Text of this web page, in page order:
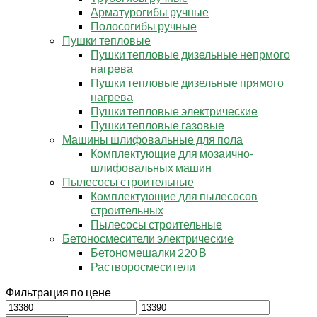
Арматурогибы ручные
Полосогибы ручные
Пушки тепловые
Пушки тепловые дизельные непрмого
нагрева
Пушки тепловые дизельные прямого
нагрева
Пушки тепловые электрические
Пушки тепловые газовые
Машины шлифовальные для пола
Комплектующие для мозаично-
шлифовальных машин
Пылесосы строительные
Комплектующие для пылесосов
строительных
Пылесосы строительные
Бетоносмесители электрические
Бетономешалки 220 В
Растворосмесители
Фильтрация по цене
Минимальная
Максимальная